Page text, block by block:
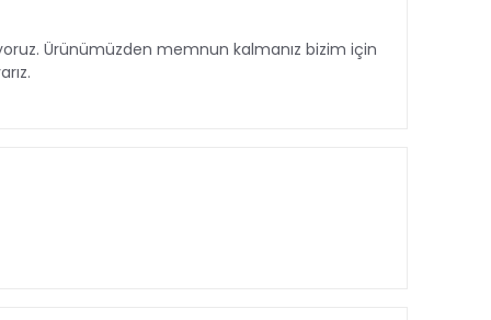
Ürünümüzden memnun kalmanız bizim için